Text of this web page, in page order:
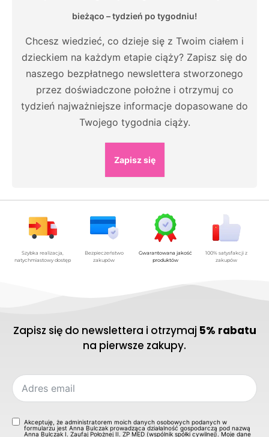
bieżąco – tydzień po tygodniu!
Chcesz wiedzieć, co dzieje się z Twoim ciałem i
dzieckiem na każdym etapie ciąży? Zapisz się do
naszego bezpłatnego newslettera stworzonego
przez doświadczone położne i otrzymuj co
tydzień najważniejsze informacje dopasowane do
Twojego tygodnia ciąży.
Zapisz się
Szybka realizacja,
natychmiastowy dostęp
Bezpieczeństwo
zakupów
Gwarantowana jakość
produktów
100% satysfakcji z
zakupów
Zapisz się do newslettera i otrzymaj 5% rabatu
na pierwsze zakupy.
Akceptuję, że administratorem moich danych osobowych podanych w
formularzu jest Anna Bulczak prowadząca działalność gospodarczą pod nazwą
Anna Bulczak I. Zaufaj Położnej II. ZP MED (wspólnik spółki cywilnej). Moje dane